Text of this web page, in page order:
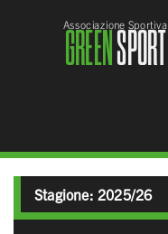
Associazione Sportiva
GREENSPORT
Stagione: 2025/26